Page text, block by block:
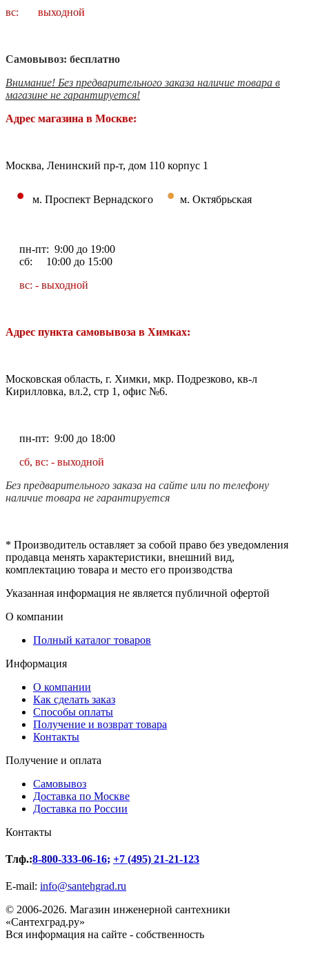
вс: выходной
Самовывоз: бесплатно
Внимание! Без предварительного заказа наличие товара в
магазине не гарантируется!
Адрес магазина в Москве:
Москва, Ленинский пр-т, дом 110 корпус 1
• м. Проспект Вернадского • м. Октябрьская
пн-пт: 9:00 до 19:00
сб: 10:00 до 15:00
вс: - выходной
Адрес пункта самовывоза в Химках:
Московская область, г. Химки, мкр. Подрезково, кв-л
Кирилловка, вл.2, стр 1, офис №6.
пн-пт: 9:00 до 18:00
сб, вс: - выходной
Без предварительного заказа на сайте или по телефону
наличие товара не гарантируется
* Производитель оставляет за собой право без уведомления
продавца менять характеристики, внешний вид,
комплектацию товара и место его производства
Указанная информация не является публичной офертой
О компании
Полный каталог товаров
Информация
О компании
Как сделать заказ
Способы оплаты
Получение и возврат товара
Контакты
Получение и оплата
Самовывоз
Доставка по Москве
Доставка по России
Контакты
Тлф.:8-800-333-06-16; +7 (495) 21-21-123
E-mail: info@santehgrad.ru
© 2006-2026. Магазин инженерной сантехники
«Сантехград.ру»
Вся информация на сайте - собственность